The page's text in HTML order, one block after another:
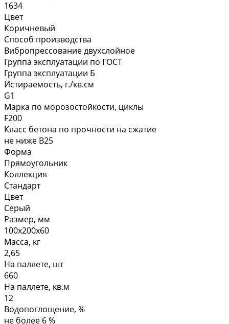
1634
Цвет
Коричневый
Способ производства
Вибропрессование двухслойное
Группа эксплуатации по ГОСТ
Группа эксплуатации Б
Истираемость, г./кв.см
G1
Марка по морозостойкости, циклы
F200
Класс бетона по прочности на сжатие
не ниже В25
Форма
Прямоугольник
Коллекция
Стандарт
Цвет
Серый
Размер, мм
100х200х60
Масса, кг
2,65
На паллете, шт
660
На паллете, кв.м
12
Водопоглощение, %
не более 6 %